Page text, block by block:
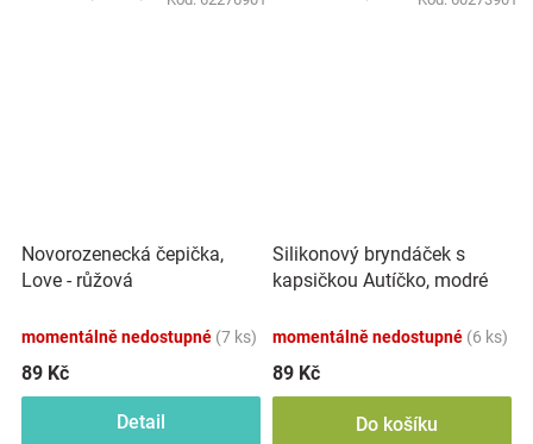
Novorozenecká čepička,
Love - růžová
momentálně nedostupné (7 ks)
89 Kč
Detail
Silikonový bryndáček s
kapsičkou Autíčko, modré
momentálně nedostupné (6 ks)
89 Kč
Do košíku